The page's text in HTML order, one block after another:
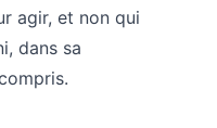
agir, et non qui
dans sa